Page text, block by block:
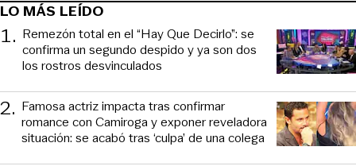
LO MÁS LEÍDO
1. Remezón total en el “Hay Que Decirlo”: se
confirma un segundo despido y ya son dos
los rostros desvinculados
2. Famosa actriz impacta tras confirmar
romance con Camiroga y exponer reveladora
situación: se acabó tras ‘culpa’ de una colega